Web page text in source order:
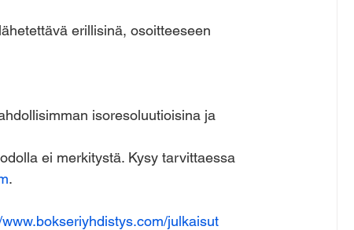
erillisinä, osoitteeseen
isoresoluutioisina ja
ei merkitystä. Kysy tarvittaessa
.
julkaisut